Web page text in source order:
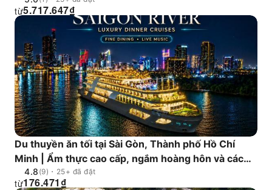
₫
5.717.647
từ
Du thuyền ăn tối tại Sài Gòn, Thành phố Hồ Chí
Minh | Ẩm thực cao cấp, ngắm hoàng hôn và các
lựa chọn đưa đón
4.8 (9)・25+ đã đặt
₫
176.471
từ